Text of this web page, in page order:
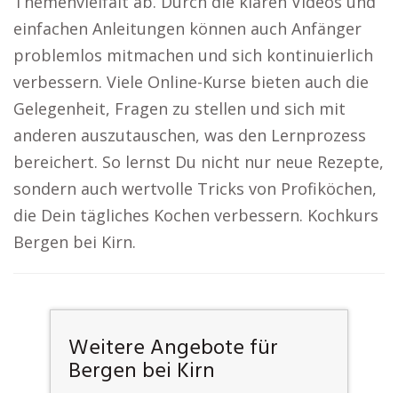
einfachen Anleitungen können auch Anfänger
problemlos mitmachen und sich kontinuierlich
verbessern. Viele Online-Kurse bieten auch die
Gelegenheit, Fragen zu stellen und sich mit
anderen auszutauschen, was den Lernprozess
bereichert. So lernst Du nicht nur neue Rezepte,
sondern auch wertvolle Tricks von Profiköchen,
die Dein tägliches Kochen verbessern. Kochkurs
Bergen bei Kirn.
Weitere Angebote für
Bergen bei Kirn